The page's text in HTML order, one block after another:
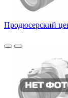
Продюсерский